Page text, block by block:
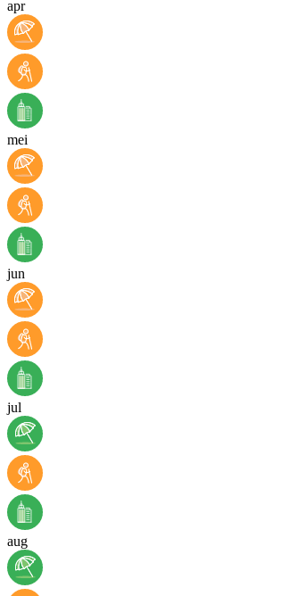
apr
mei
jun
jul
aug